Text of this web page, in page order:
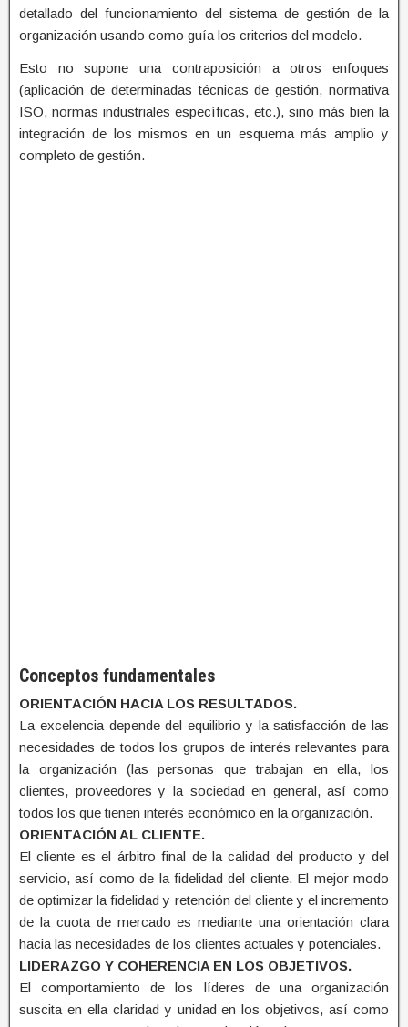
detallado del funcionamiento del sistema de gestión de la
organización usando como guía los criterios del modelo.
Esto no supone una contraposición a otros enfoques
(aplicación de determinadas técnicas de gestión, normativa
ISO, normas industriales específicas, etc.), sino más bien la
integración de los mismos en un esquema más amplio y
completo de gestión.
Conceptos fundamentales
ORIENTACIÓN HACIA LOS RESULTADOS.
La excelencia depende del equilibrio y la satisfacción de las
necesidades de todos los grupos de interés relevantes para
la organización (las personas que trabajan en ella, los
clientes, proveedores y la sociedad en general, así como
todos los que tienen interés económico en la organización.
ORIENTACIÓN AL CLIENTE.
El cliente es el árbitro final de la calidad del producto y del
servicio, así como de la fidelidad del cliente. El mejor modo
de optimizar la fidelidad y retención del cliente y el incremento
de la cuota de mercado es mediante una orientación clara
hacia las necesidades de los clientes actuales y potenciales.
LIDERAZGO Y COHERENCIA EN LOS OBJETIVOS.
El comportamiento de los líderes de una organización
suscita en ella claridad y unidad en los objetivos, así como